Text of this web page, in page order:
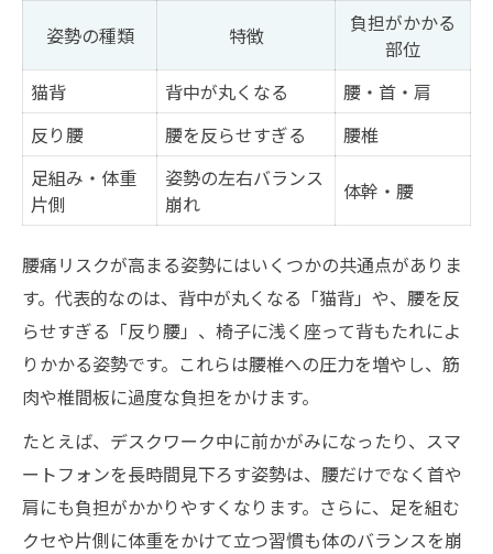
ライフスタイル見直しが腰痛に効く理由
永福町での腰痛予防に欠かせない習慣
姿勢の種類 特徴
負担がかかる
部位
猫背
背中が丸くなる
腰・首・肩
反り腰
腰を反らせすぎる
腰椎
足組み・体重
片側
姿勢の左右バランス
崩れ
体幹・腰
腰痛リスクが高まる姿勢にはいくつかの共通点がありま
す。代表的なのは、背中が丸くなる「猫背」や、腰を反
らせすぎる「反り腰」、椅子に浅く座って背もたれによ
りかかる姿勢です。これらは腰椎への圧力を増やし、筋
肉や椎間板に過度な負担をかけます。
たとえば、デスクワーク中に前かがみになったり、スマ
ートフォンを長時間見下ろす姿勢は、腰だけでなく首や
肩にも負担がかかりやすくなります。さらに、足を組む
クセや片側に体重をかけて立つ習慣も体のバランスを崩